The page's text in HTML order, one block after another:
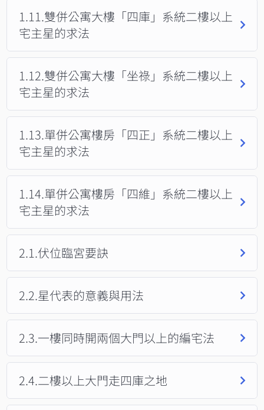
1.11.雙併公寓大樓「四庫」系統二樓以上
宅主星的求法
1.12.雙併公寓大樓「坐祿」系統二樓以上
宅主星的求法
1.13.單併公寓樓房「四正」系統二樓以上
宅主星的求法
1.14.單併公寓樓房「四維」系統二樓以上
宅主星的求法
2.1.伏位臨宮要訣
2.2.星代表的意義與用法
2.3.一樓同時開兩個大門以上的編宅法
2.4.二樓以上大門走四庫之地